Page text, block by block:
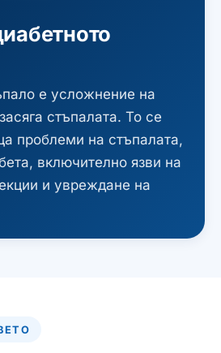
е усложнение на
стъпалата. То се
проблеми на стъпалата,
включително язви на
и увреждане на